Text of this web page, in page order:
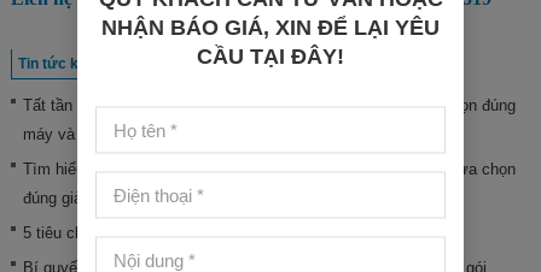
Tin tức khác
Tất tần tật về máy dán nhãn chai vuông, giúp doanh nghiệp chọn đúng
máy và giải pháp phù hợp
Tìm hiểu máy dán nhãn chai tròn tự động, giúp doanh nghiệp lựa chọn
đúng giải pháp
5 tiêu chí phân loại máy co màng doanh nghiệp nên lưu ý
Bí quyết chọn máy co màng giúp tiết kiệm 80% thời gian đóng gói
NHẬN BÁO GIÁ, XIN ĐỂ LẠI YÊU
CẦU TẠI ĐÂY!